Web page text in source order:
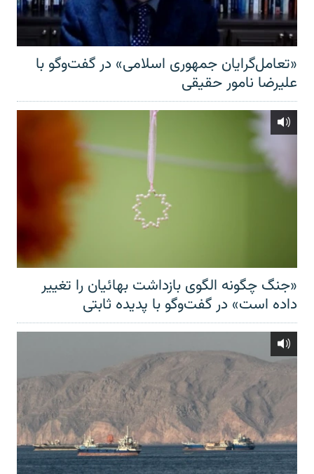
«تعامل‌گرایان جمهوری اسلامی» در گفت‌وگو با
علیرضا نامور حقیقی
«جنگ چگونه الگوی بازداشت بهائیان را تغییر
داده است» در گفت‌وگو با پدیده ثابتی